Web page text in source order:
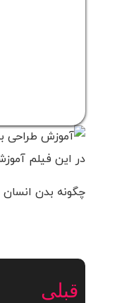
در این فیلم
چگونه بدن
قبلی